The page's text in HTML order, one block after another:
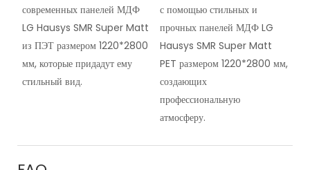
современных панелей МДФ
LG Hausys SMR Super Matt
из ПЭТ размером 1220*2800
мм, которые придадут ему
стильный вид.
с помощью стильных и
прочных панелей МДФ LG
Hausys SMR Super Matt
PET размером 1220*2800 мм,
создающих
профессиональную
атмосферу.